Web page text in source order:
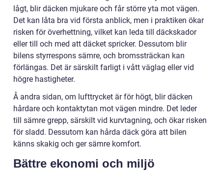
lågt, blir däcken mjukare och får större yta mot vägen.
Det kan låta bra vid första anblick, men i praktiken ökar
risken för överhettning, vilket kan leda till däckskador
eller till och med att däcket spricker. Dessutom blir
bilens styrrespons sämre, och bromssträckan kan
förlängas. Det är särskilt farligt i vått väglag eller vid
högre hastigheter.
Å andra sidan, om lufttrycket är för högt, blir däcken
hårdare och kontaktytan mot vägen mindre. Det leder
till sämre grepp, särskilt vid kurvtagning, och ökar risken
för sladd. Dessutom kan hårda däck göra att bilen
känns skakig och ger sämre komfort.
Bättre ekonomi och miljö